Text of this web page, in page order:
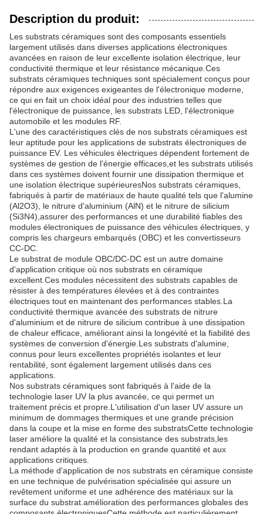
Description du produit:
Les substrats céramiques sont des composants essentiels
largement utilisés dans diverses applications électroniques
avancées en raison de leur excellente isolation électrique, leur
conductivité thermique et leur résistance mécanique.Ces
substrats céramiques techniques sont spécialement conçus pour
répondre aux exigences exigeantes de l'électronique moderne,
ce qui en fait un choix idéal pour des industries telles que
l'électronique de puissance, les substrats LED, l'électronique
automobile et les modules RF.
L'une des caractéristiques clés de nos substrats céramiques est
leur aptitude pour les applications de substrats électroniques de
puissance EV. Les véhicules électriques dépendent fortement de
systèmes de gestion de l'énergie efficaces,et les substrats utilisés
dans ces systèmes doivent fournir une dissipation thermique et
une isolation électrique supérieuresNos substrats céramiques,
fabriqués à partir de matériaux de haute qualité tels que l'alumine
(Al2O3), le nitrure d'aluminium (AlN) et le nitrure de silicium
(Si3N4),assurer des performances et une durabilité fiables des
modules électroniques de puissance des véhicules électriques, y
compris les chargeurs embarqués (OBC) et les convertisseurs
CC-DC.
Le substrat de module OBC/DC-DC est un autre domaine
d'application critique où nos substrats en céramique
excellent.Ces modules nécessitent des substrats capables de
résister à des températures élevées et à des contraintes
électriques tout en maintenant des performances stables.La
conductivité thermique avancée des substrats de nitrure
d'aluminium et de nitrure de silicium contribue à une dissipation
de chaleur efficace, améliorant ainsi la longévité et la fiabilité des
systèmes de conversion d'énergie.Les substrats d'alumine,
connus pour leurs excellentes propriétés isolantes et leur
rentabilité, sont également largement utilisés dans ces
applications.
Nos substrats céramiques sont fabriqués à l'aide de la
technologie laser UV la plus avancée, ce qui permet un
traitement précis et propre.L'utilisation d'un laser UV assure un
minimum de dommages thermiques et une grande précision
dans la coupe et la mise en forme des substratsCette technologie
laser améliore la qualité et la consistance des substrats,les
rendant adaptés à la production en grande quantité et aux
applications critiques.
La méthode d'application de nos substrats en céramique consiste
en une technique de pulvérisation spécialisée qui assure un
revêtement uniforme et une adhérence des matériaux sur la
surface du substrat.amélioration des performances globales des